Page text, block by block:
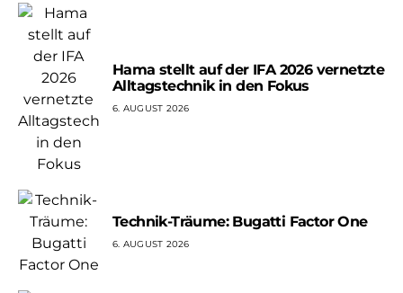
Hama stellt auf der IFA 2026 vernetzte
Alltagstechnik in den Fokus
6. AUGUST 2026
Technik-Träume: Bugatti Factor One
6. AUGUST 2026